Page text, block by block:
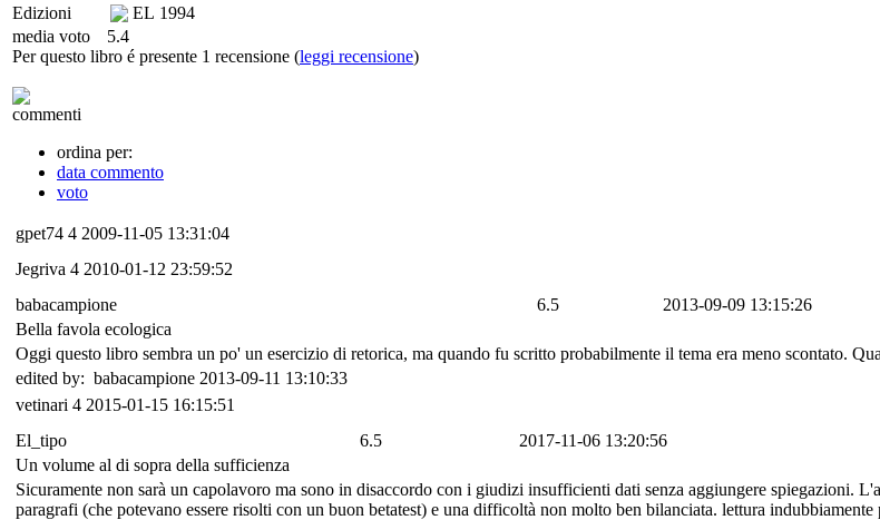
Edizioni
EL 1994
media voto
5.4
Per questo libro é presente 1 recensione (leggi recensione)
commenti
ordina per:
data commento
voto
gpet74 4 2009-11-05 13:31:04
Jegriva 4 2010-01-12 23:59:52
babacampione
6.5
2013-09-09 13:15:26
Bella favola ecologica
Oggi questo libro sembra un po' un esercizio di retorica, ma quando fu scritto probabilmente il tema era meno scontato.
edited by: babacampione 2013-09-11 13:10:33
vetinari 4 2015-01-15 16:15:51
El_tipo
6.5
2017-11-06 13:20:56
Un volume al di sopra della sufficienza
Sicuramente non sarà un capolavoro ma sono in disaccordo con i giudizi insufficienti dati senza aggiungere spiegazioni.
paragrafi (che potevano essere risolti con un buon betatest) e una difficoltà non molto ben bilanciata. lettura indubbiamente